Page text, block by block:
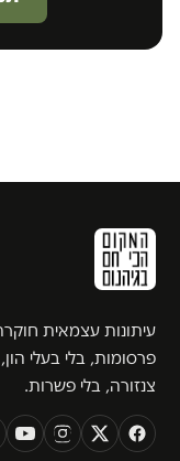
עיתונות עצמאית
פרסומות, בלי בעלי הון,
צנזורה, בלי פשרות.